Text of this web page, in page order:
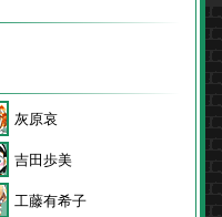
灰原哀
吉田歩美
工藤有希子